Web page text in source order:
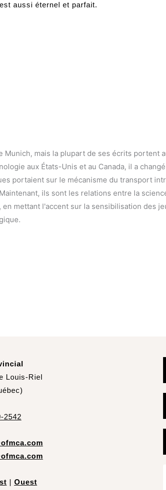
aussi éternel et parfait.
mais la plupart de ses écrits portent
aux États-Unis et au Canada, il a
portaient sur le mécanisme du transport
ils sont les relations entre la
mettant l'accent sur la sensibilisation des
Louis-Riel
2542
| Ouest